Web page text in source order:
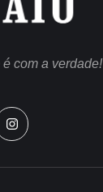
com a verdade!